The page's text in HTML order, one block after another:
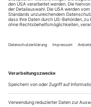
Herr Beczała, stehen
in meiner Karriere
maschera» ist eine
Schritte. Und